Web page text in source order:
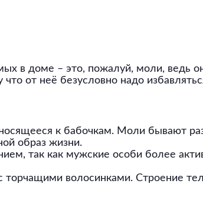
в доме – это, пожалуй, моли, ведь
от неё безусловно надо
к бабочкам. Моли бывают
образ жизни.
так как мужские особи более
торчащими волосинками. Строение